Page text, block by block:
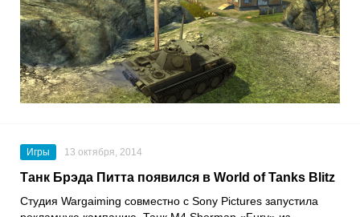
Игры 13 октября, 2014
Танк Брэда Питта появился в World of Tanks Blitz
Студия Wargaiming совместно с Sony Pictures запустила